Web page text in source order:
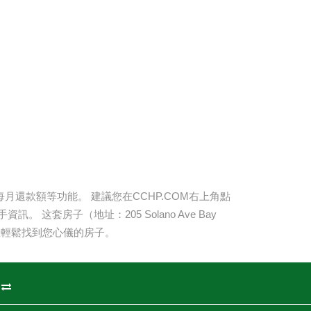
還款額等功能。 建議您在CCHP.COM右上角點
資訊。 这套房子（地址： 205 Solano Ave Bay
鬆找到您心儀的房子。